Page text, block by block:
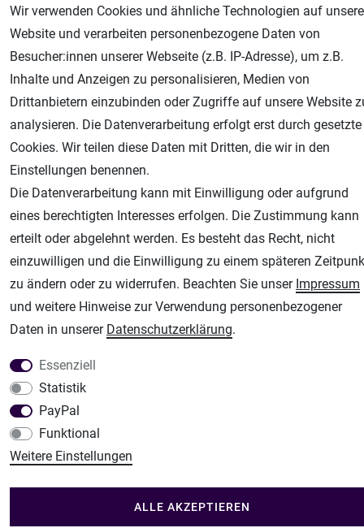
Airbrush-City
Fachhandel für: Airbrushpistolen, Kompressoren, Airbrushfarben
Modellbau-City
Modellbau Shop
Plotter-City
Schneideplotter, Transferpressen, Siebdruck und Plotterfolien
Im Shop Kaufen
Küchen Zubehör - Haus/Garten - Tierbedarf
Wir verwenden Cookies und ähnliche Technologien auf
Website und verarbeiten personenbezogene Daten von
Besucher:innen unserer Webseite (z.B. IP-Adresse), um z.B.
Inhalte und Anzeigen zu personalisieren, Medien von
Drittanbietern einzubinden oder Zugriffe auf unsere Website
analysieren. Die Datenverarbeitung erfolgt erst durch gesetzte
Cookies. Wir teilen diese Daten mit Dritten, die wir in den
Einstellungen benennen.
Die Datenverarbeitung kann mit Einwilligung oder aufgrund
eines berechtigten Interesses erfolgen. Die Zustimmung kann
erteilt oder abgelehnt werden. Es besteht das Recht, nicht
einzuwilligen und die Einwilligung zu einem späteren
zu ändern oder zu widerrufen. Beachten Sie unser Impressum
und weitere Hinweise zur Verwendung personenbezogener
Daten in unserer Daten­schutz­erklärung.
Essenziell
Statistik
PayPal
Funktional
Weitere Einstellungen
ALLE AKZEPTIEREN